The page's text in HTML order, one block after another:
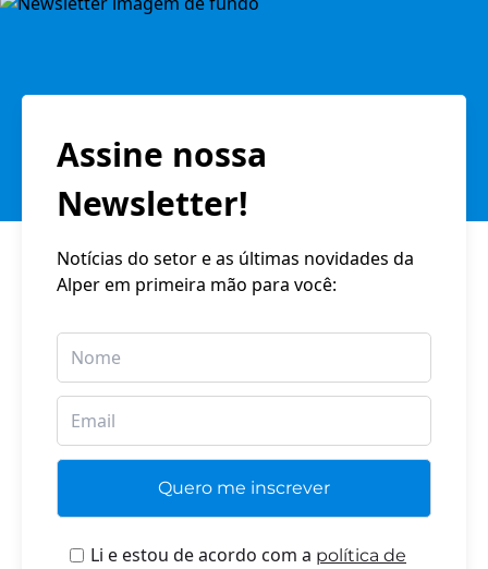
Assine nossa
Newsletter!
Notícias do setor e as últimas novidades da
Alper em primeira mão para você:
Li e estou de acordo com a política de